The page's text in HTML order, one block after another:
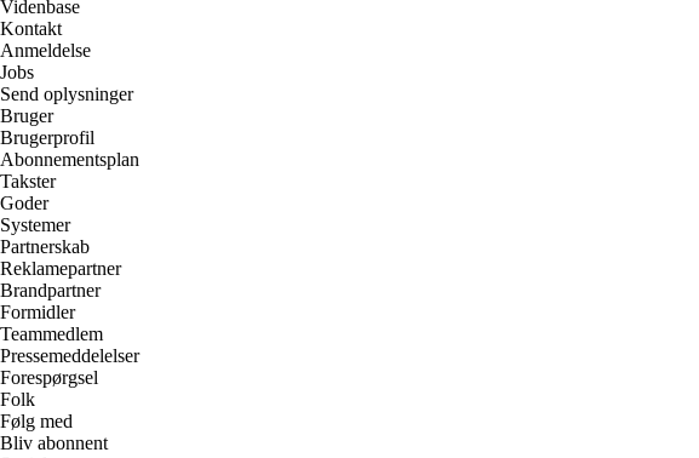
Videnbase
Kontakt
Anmeldelse
Jobs
Send oplysninger
Bruger
Brugerprofil
Abonnementsplan
Takster
Goder
Systemer
Partnerskab
Reklamepartner
Brandpartner
Formidler
Teammedlem
Pressemeddelelser
Forespørgsel
Folk
Følg med
Bliv abonnent